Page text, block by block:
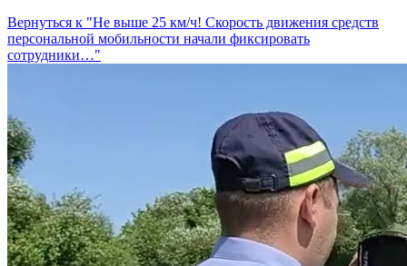
Вернуться к "Не выше 25 км/ч! Скорость движения средств
персональной мобильности начали фиксировать
сотрудники…"